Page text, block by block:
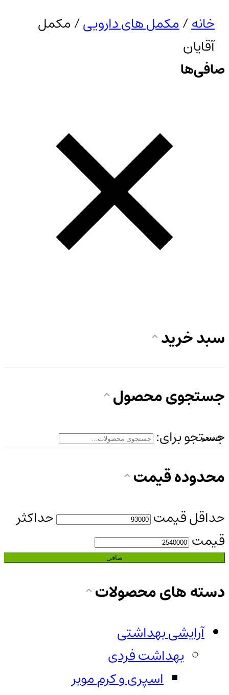
خانه/مکمل های دارویی/ مکمل
آقایان
صافی‌ها
سبد خرید
جستجوی محصول
جستجو برای:
جستجو
محدوده قیمت
حداقل قیمت
حداكثر
قيمت
صافی
دسته های محصولات
آرایشی بهداشتی
بهداشت فردی
اسپری و کرم موبر